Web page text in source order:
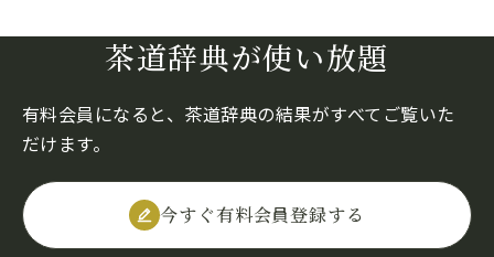
茶道辞典が使い放題
有料会員になると、茶道辞典の結果がすべてご覧いた
だけます。
今すぐ有料会員登録する